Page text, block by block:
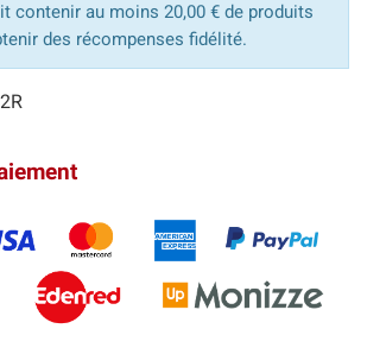
contenir au moins 20,00 € de produits
des récompenses fidélité.